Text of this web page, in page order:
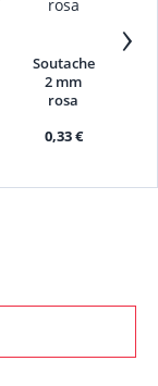
Soutache
2 mm
rosa
0,33 €
›